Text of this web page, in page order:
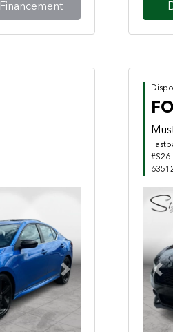
Financement
Next